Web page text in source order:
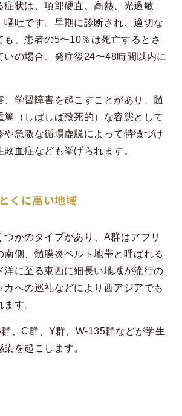
症状は、項部硬直、高熱、光過敏
嘔吐です。早期に診断され、適切な
も、患者の5〜10％は死亡するとさ
いの場合、発症後24〜48時間以内に
、学習障害を起こすことがあり、髄
篤（しばしば致死的）な容態として
や急激な循環虚脱によって特徴づけ
血症なども挙げられます。
くに高い地域
つかのタイプがあり、A群はアフリ
南側、髄膜炎ベルト地帯と呼ばれる
洋に至る東西に細長い地域が流行の
カへの巡礼などにより西アジアでも
す。
、C群、Y群、W-135群などが学生
を起こします。